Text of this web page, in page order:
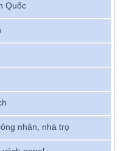
Quốc
nhân, nhà trọ